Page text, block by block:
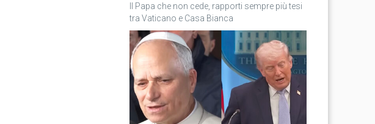
Il Papa che non cede, rapporti sempre più tesi
tra Vaticano e Casa Bianca